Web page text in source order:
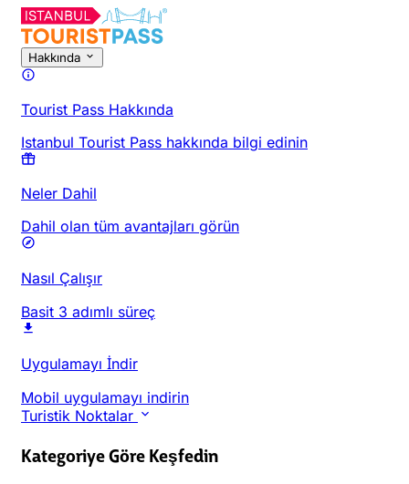
Hakkında
Tourist Pass Hakkında
Istanbul Tourist Pass hakkında bilgi edinin
Neler Dahil
Dahil olan tüm avantajları görün
Nasıl Çalışır
Basit 3 adımlı süreç
Uygulamayı İndir
Mobil uygulamayı indirin
Turistik Noktalar
Kategoriye Göre Keşfedin